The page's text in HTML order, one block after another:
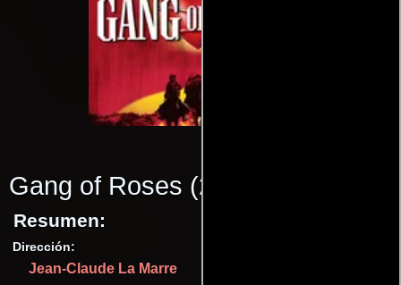
Gang of Roses (2003)
Resumen:
Dirección:
Jean-Claude La Marre